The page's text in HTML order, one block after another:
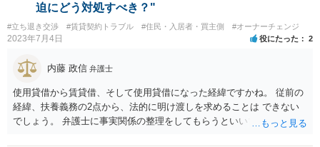
迫にどう対処すべき？"
#立ち退き交渉 #賃貸契約トラブル #住民・入居者・買主側 #オーナーチェンジ
2023年7月4日 役にたった 2
内藤 政信 弁護士
使用貸借から賃貸借、そして使用貸借になった経緯ですかね。 従前の
経緯、扶養義務の2点から、法的に明け渡しを求めることは できない
でしょう。 弁護士に事実関係の整理をしてもらうといいでしょう。